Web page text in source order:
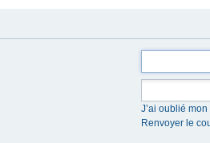
J’ai oublié
Renvoyer le